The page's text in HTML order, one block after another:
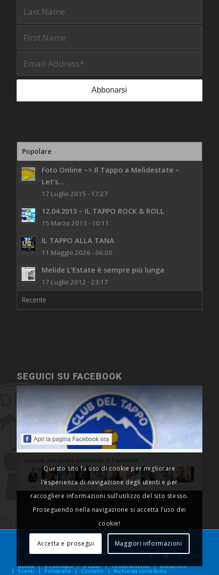
Popolare
Foto Online –> Il Tappo a Melidestate –
Let’s...
17 Luglio 2015 - 17:27
12.04.2013 – IL TAPPO ROCK & ROLL
15 Marzo 2013 - 10:11
IL TAPPO ALLA TANA
11 Maggio 2026 - 06:00
Melide L’Estate è sempre più lunga
17 Luglio 2012 - 23:17
Recente
SEGUICI SU FACEBOOK
Apri la pagina Facebook ora
Unisciti alla nostra community di Facebook
© Copyright - Club del Tappo, website by webjuice sagl
Novita il Comitato il Club? Tesseramento Donazioni
Eventi Fotografie Contatto Richiesta contributo
Questo sito fa uso di cookie per migliorare
l’esperienza di navigazione degli utenti e per
raccogliere informazioni sull’utilizzo del sito stesso.
Proseguendo nella navigazione si accetta l’uso dei
cookie!
Accetta e prosegui Maggiori informazioni